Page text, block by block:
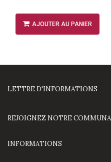
AJOUTER AU PANIER
LETTRE D'INFORMATIONS
REJOIGNEZ NOTRE
INFORMATIONS